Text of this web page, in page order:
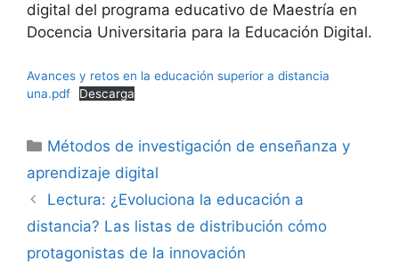
digital del programa educativo de Maestría en
Docencia Universitaria para la Educación Digital.
Avances y retos en la educación superior a distancia
una.pdf
Descarga
Categorías
Métodos de investigación de enseñanza y
aprendizaje digital
Lectura: ¿Evoluciona la educación a
distancia? Las listas de distribución cómo
protagonistas de la innovación